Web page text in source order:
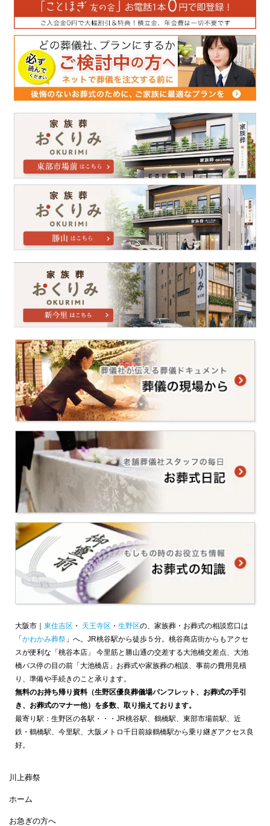
大阪市｜ 東住吉区 ・ 天王寺区 ・ 生野区の、家族葬・お葬式の相談窓口は
「かわかみ葬祭 」へ。JR桃谷駅から徒歩５分。桃谷商店街からもアクセ
スが便利な「桃谷本店」 今里筋と勝山通の交差する大池橋交差点、大池
橋バス停の目の前「大池橋店」お葬式や家族葬の相談、事前の費用見積
り、準備や手続きのこと承ります。
無料のお持ち帰り資料（生野区優良葬儀場パンフレット、お葬式の手引
き、お葬式のマナー他）を多数、取り揃えております。
最寄り駅：生野区の各駅・・・JR桃谷駅、鶴橋駅、東部市場前駅、近
鉄・鶴橋駅、今里駅、大阪メトロ千日前線鶴橋駅から乗り継ぎアクセス良
好。
川上葬祭
ホーム
お急ぎの方へ